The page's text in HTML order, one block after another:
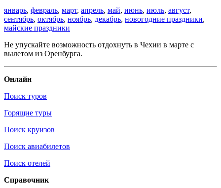
январь, февраль, март, апрель, май, июнь, июль, август,
сентябрь, октябрь, ноябрь, декабрь, новогодние праздники,
майские праздники
Не упускайте возможность отдохнуть в Чехии в марте с
вылетом из Оренбурга.
Онлайн
Поиск туров
Горящие туры
Поиск круизов
Поиск авиабилетов
Поиск отелей
Справочник